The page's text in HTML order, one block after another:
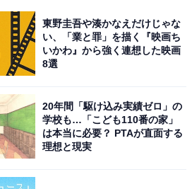
東野圭吾や湊かなえだけじゃな
い、「業と罪」を描く『映画ち
いかわ』から強く連想した映画
8選
20年間「駆け込み実績ゼロ」の
学校も…「こども110番の家」
は本当に必要？ PTAが直面する
理想と現実